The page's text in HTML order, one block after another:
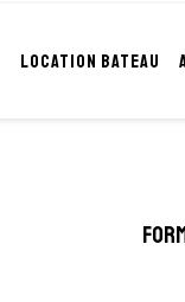
LOCATION BATEAU